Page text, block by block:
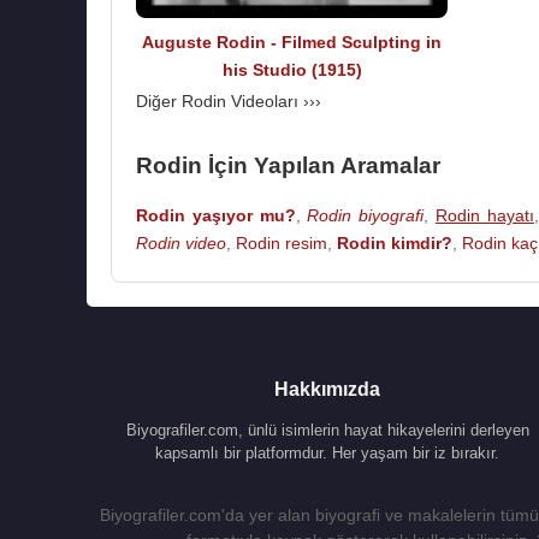
namı çoktandır
sergi açmayı teklif
Kurulacak bir müze için “
çerçevesine sığdırılmak istenen heykel üslubu
üzerindeki figürler atölyesinin farklı yerlerinde
1890’dan sonra çeşitli ödüller kazandı.
sanatçıları etkiledi. 1900’lerde heykelin
katkılardan biri oldu. akademik düşünceye
Auguste Rodin - Filmed Sculpting in
his Studio (1915)
Diğer Rodin Videoları ›››
Rodin İçin Yapılan Aramalar
Rodin yaşıyor mu?,Rodin biyografi, Rodin hayatı,
Rodin video, Rodin resim, Rodin kimdir?, Rodin
Hakkımızda
Biyografiler.com, ünlü isimlerin hayat hikayelerini derleyen
kapsamlı bir platformdur. Her yaşam bir iz bırakır.
Biyografiler.com'da yer alan biyografi ve makalelerin